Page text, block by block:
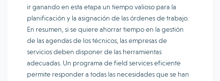
ir ganando en esta etapa un tiempo valioso para la
planificación y la asignación de las órdenes de trabajo.
En resumen, si se quiere ahorrar tiempo en la gestión
de las agendas de los técnicos, las empresas de
servicios deben disponer de las herramientas
adecuadas. Un programa de field services eficiente
permite responder a todas las necesidades que se han